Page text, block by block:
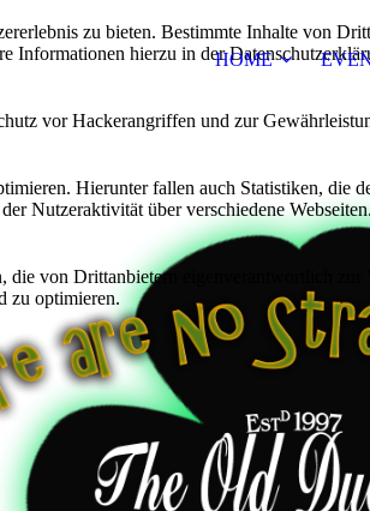
HOME
zu bieten. Bestimmte Inhalte von
Informationen hierzu in der
vor Hackerangriffen und zur
Hierunter fallen auch Statistiken, die
Nutzeraktivität über verschiedene
von Drittanbietern eigenverantwortlich
zu optimieren.